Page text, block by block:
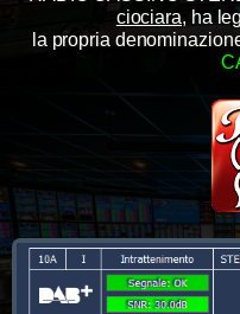
ciociara, ha
la propria